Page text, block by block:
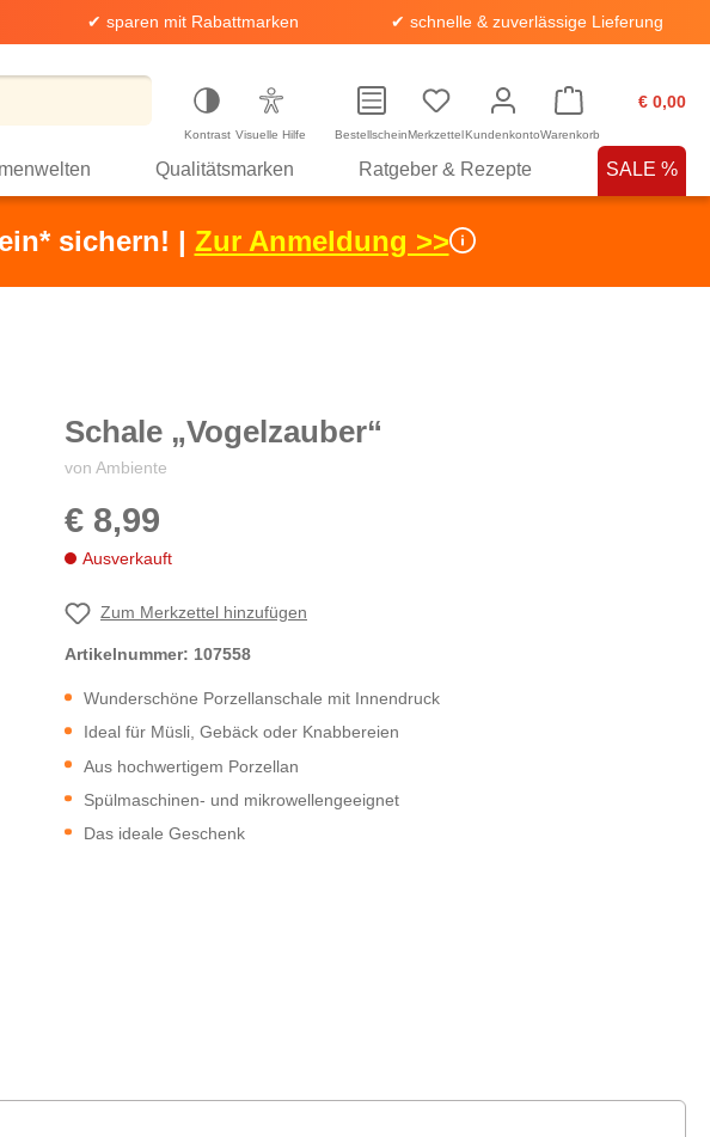
✔ sparen mit Rabattmarken ✔ schnelle & zuverlässige Lieferung
Kontrast Visuelle Hilfe BestellscheinMerkzettelKundenkonto
€ 0,00
Warenkorb
Qualitätsmarken Ratgeber & Rezepte SALE %
sichern! | Zur Anmeldung >>
Schale „Vogelzauber“
von Ambiente
€ 8,99
Ausverkauft
Zum Merkzettel hinzufügen
Artikelnummer: 107558
Wunderschöne Porzellanschale mit Innendruck
Ideal für Müsli, Gebäck oder Knabbereien
Aus hochwertigem Porzellan
Spülmaschinen- und mikrowellengeeignet
Das ideale Geschenk